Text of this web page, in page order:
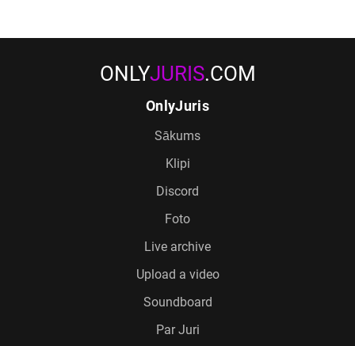
ONLYJURIS.COM
OnlyJuris
Sākums
Klipi
Discord
Foto
Live archive
Upload a video
Soundboard
Par Juri